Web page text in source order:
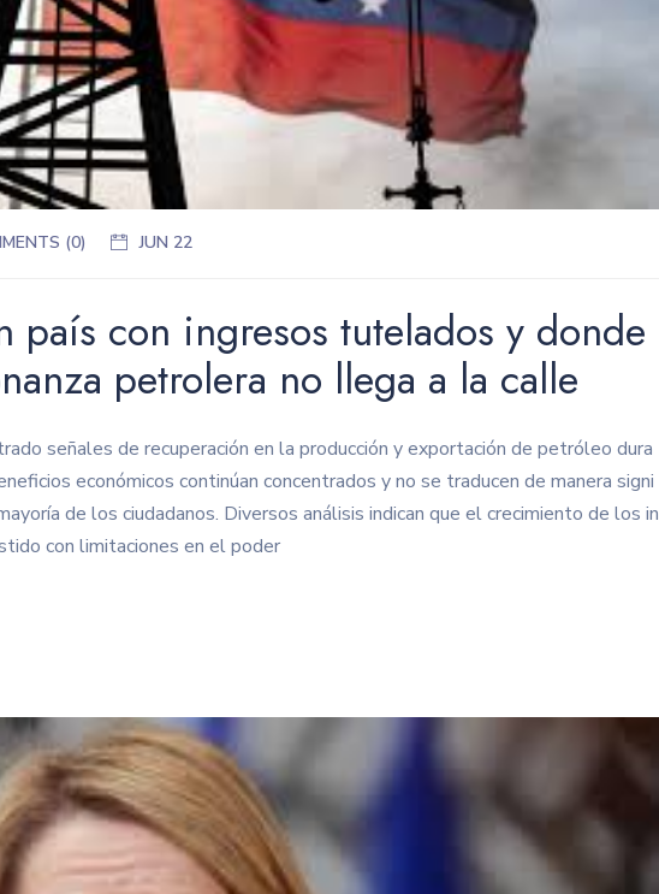
(0) JUN 22
país con ingresos tutelados y donde
petrolera no llega a la calle
señales de recuperación en la producción y exportación de petróleo dura
económicos continúan concentrados y no se traducen de manera signi
de los ciudadanos. Diversos análisis indican que el crecimiento de los in
con limitaciones en el poder